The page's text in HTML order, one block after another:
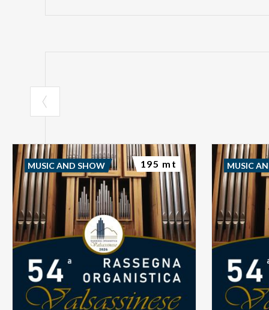
MUSIC AND SHOW 195 mt MUSIC